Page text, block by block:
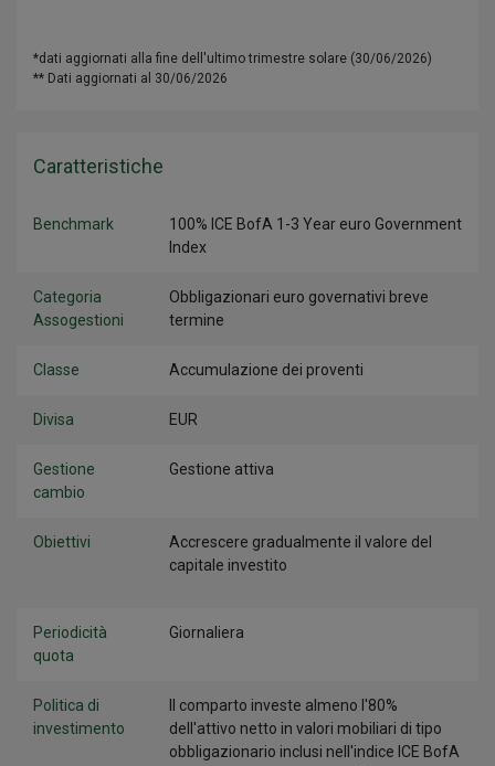
*dati aggiornati alla fine dell'ultimo trimestre solare (30/06/2026)
** Dati aggiornati al 30/06/2026
Caratteristiche
Benchmark
100% ICE BofA 1-3 Year euro Government
Index
Categoria
Assogestioni
Obbligazionari euro governativi breve
termine
Classe Accumulazione dei proventi
Divisa EUR
Gestione
cambio
Gestione attiva
Obiettivi
Accrescere gradualmente il valore del
capitale investito
Periodicità
quota
Giornaliera
Politica di
investimento
Il comparto investe almeno l'80%
dell'attivo netto in valori mobiliari di tipo
obbligazionario inclusi nell'indice ICE BofA